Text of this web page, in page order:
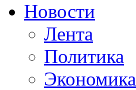
Новости
Лента
Политика
Экономика